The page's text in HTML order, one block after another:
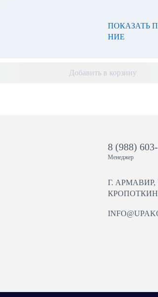
ПОКАЗАТЬ
НИЕ
Добавить в корзину
8 (988)
Менеджер
Г. АРМАВИР,